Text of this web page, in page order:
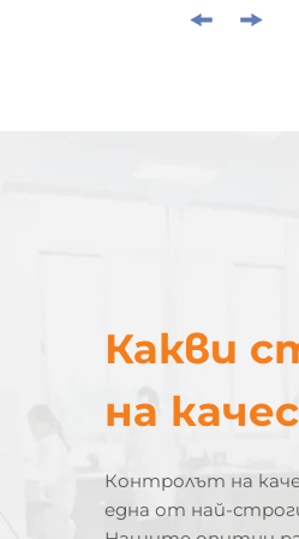
Какви
на
Контролът на
една от най-